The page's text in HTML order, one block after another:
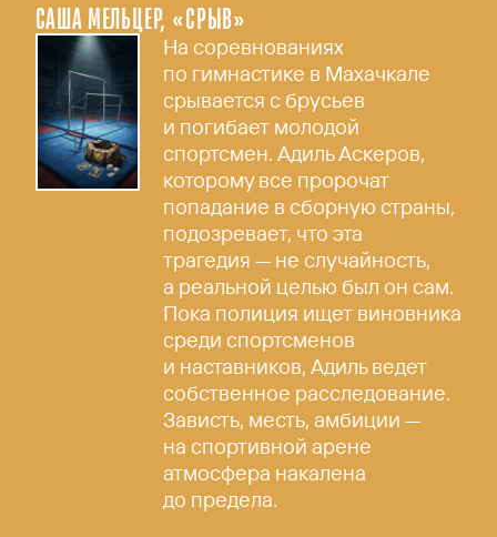
САША МЕЛЬЦЕР, «СРЫВ»
На соревнованиях
по гимнастике в Махачкале
срывается с брусьев
и погибает молодой
спортсмен. Адиль Аскеров,
которому все пророчат
попадание в сборную страны,
подозревает, что эта
трагедия — не случайность,
а реальной целью был он сам.
Пока полиция ищет виновника
среди спортсменов
и наставников, Адиль ведет
собственное расследование.
Зависть, месть, амбиции —
на спортивной арене
атмосфера накалена
до предела.